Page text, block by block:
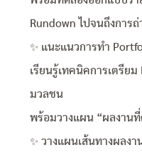
Rundown ไปจนถึงการถ่
✨ แนะแนวการทำ
เรียนรู้เทคนิคการเตรีย
มวลชน
พร้อมวางแผน “ผลงาน
✨ วางแผนเส้นทางผลง